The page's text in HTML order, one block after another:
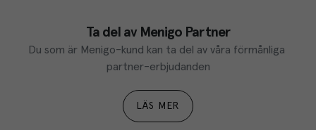
Ta del av Menigo Partner
Du som är Menigo-kund kan ta del av våra förmånliga
partner-erbjudanden
LÄS MER